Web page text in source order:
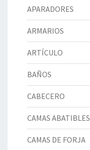
APARADORES
ARMARIOS
ARTÍCULO
BAÑOS
CABECERO
CAMAS ABATIBLES
CAMAS DE FORJA